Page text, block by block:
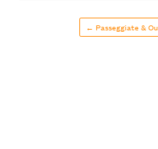
← Passeggiate &